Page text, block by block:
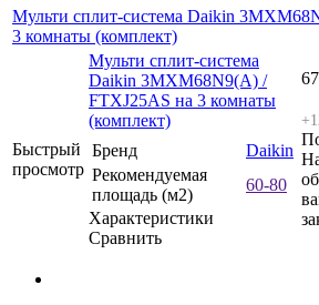
Мульти сплит-система Daikin
3 комнаты (комплект)
Быстрый
просмотр
Мульти сплит-система
Daikin 3MXM68N9(A) /
FTXJ25AS на 3 комнаты
(комплект)
Бренд
Daikin
Рекомендуемая
площадь (м2)
60-80
Характеристики
Сравнить